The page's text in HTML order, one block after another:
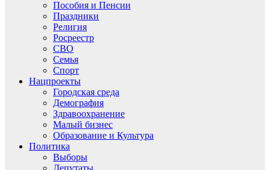
Пособия и Пенсии
Праздники
Религия
Росреестр
СВО
Семья
Спорт
Нацпроекты
Городская среда
Демография
Здравоохранение
Малый бизнес
Образование и Культура
Политика
Выборы
Депутаты